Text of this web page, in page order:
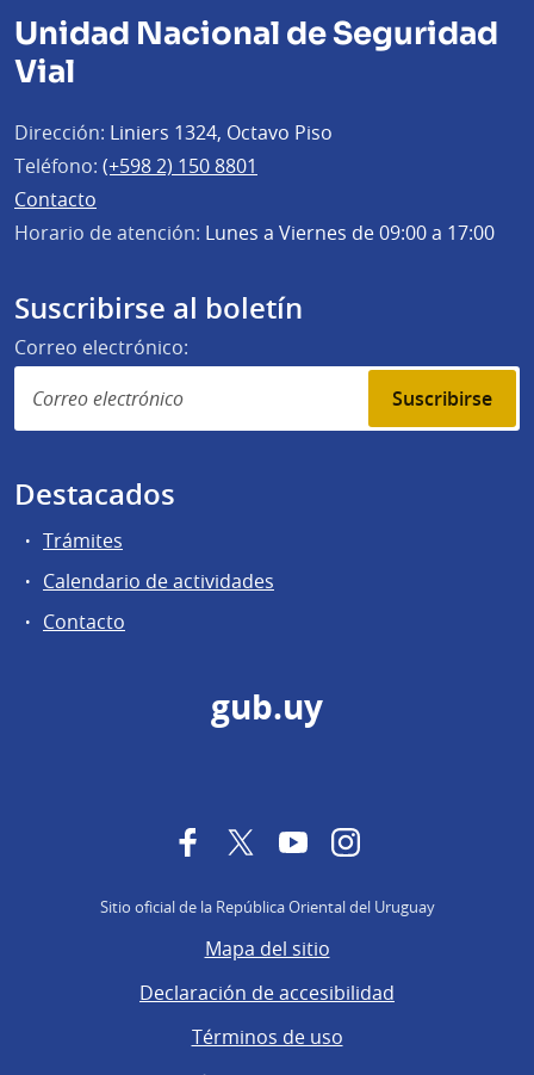
Unidad Nacional de Seguridad
Vial
Dirección: Liniers 1324, Octavo Piso
Teléfono: (+598 2) 150 8801
Contacto
Horario de atención: Lunes a Viernes de 09:00 a 17:00
Suscribirse al boletín
Correo electrónico:
Suscribirse
Destacados
Trámites
Calendario de actividades
Contacto
gub.uy
FacebookTwitterYouTubeInstagram
Sitio oficial de la República Oriental del Uruguay
Mapa del sitio
Declaración de accesibilidad
Términos de uso